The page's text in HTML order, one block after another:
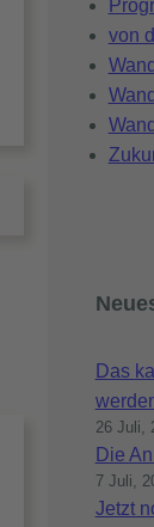
von
Das
26 Juli,
Die
7 Juli,
Jetzt